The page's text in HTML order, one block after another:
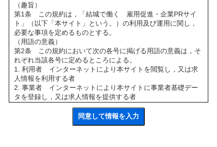
（趣旨）
第1条 この規約は，「結城で働く 雇用促進・企業PRサイ
ト」（以下「本サイト」という。）の利用及び運用に関し，
必要な事項を定めるものとする。
（用語の意義）
第2条 この規約において次の各号に掲げる用語の意義は，そ
れぞれ当該各号に定めるところによる。
1. 利用者 インターネットにより本サイトを閲覧し，又は求
人情報を利用する者
2. 事業者 インターネットにより本サイトに事業者基礎デー
タを登録し，又は求人情報を提供する者
3. 管理者 本サイトの設置，管理及び運営をする者
第3条 本サイトは，次のことを目的として運用する。